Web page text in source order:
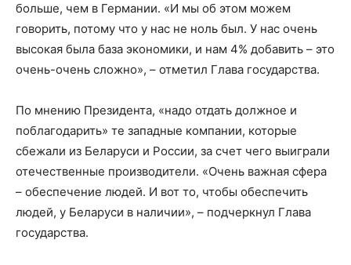
больше, чем в Германии. «И мы об этом можем
говорить, потому что у нас не ноль был. У нас очень
высокая была база экономики, и нам 4% добавить – это
очень-очень сложно», – отметил Глава государства.
По мнению Президента, «надо отдать должное и
поблагодарить» те западные компании, которые
сбежали из Беларуси и России, за счет чего выиграли
отечественные производители. «Очень важная сфера
– обеспечение людей. И вот то, чтобы обеспечить
людей, у Беларуси в наличии», – подчеркнул Глава
государства.